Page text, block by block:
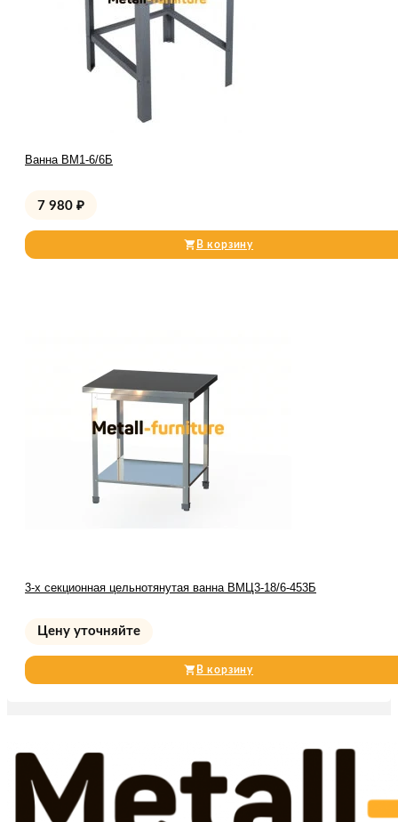
Ванна ВМ1-6/6Б
7 980 ₽
В корзину
3-х секционная цельнотянутая ванна ВМЦ3-18/6-453Б
Цену уточняйте
В корзину